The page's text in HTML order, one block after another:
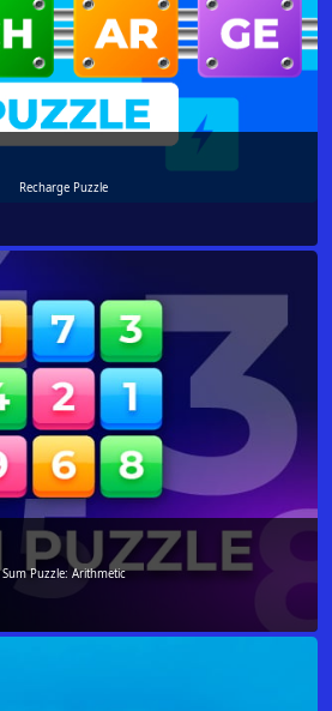
Recharge Puzzle
Sum Puzzle: Arithmetic